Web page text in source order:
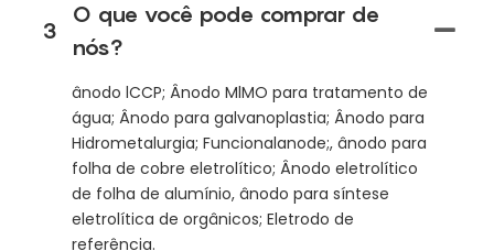
3
O que você pode comprar de
nós?
ânodo lCCP; Ânodo MlMO para tratamento de
água; Ânodo para galvanoplastia; Ânodo para
Hidrometalurgia; Funcionalanode;, ânodo para
folha de cobre eletrolítico; Ânodo eletrolítico
de folha de alumínio, ânodo para síntese
eletrolítica de orgânicos; Eletrodo de
referência.